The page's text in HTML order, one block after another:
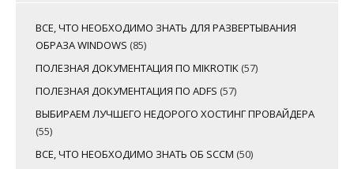
ВСЕ, ЧТО НЕОБХОДИМО ЗНАТЬ ДЛЯ РАЗВЕРТЫВАНИЯ
ОБРАЗА WINDOWS (85)
ПОЛЕЗНАЯ ДОКУМЕНТАЦИЯ ПО MIKROTIK (57)
ПОЛЕЗНАЯ ДОКУМЕНТАЦИЯ ПО ADFS (57)
ВЫБИРАЕМ ЛУЧШЕГО НЕДОРОГО ХОСТИНГ ПРОВАЙДЕРА
(55)
ВСЕ, ЧТО НЕОБХОДИМО ЗНАТЬ ОБ SCCM (50)